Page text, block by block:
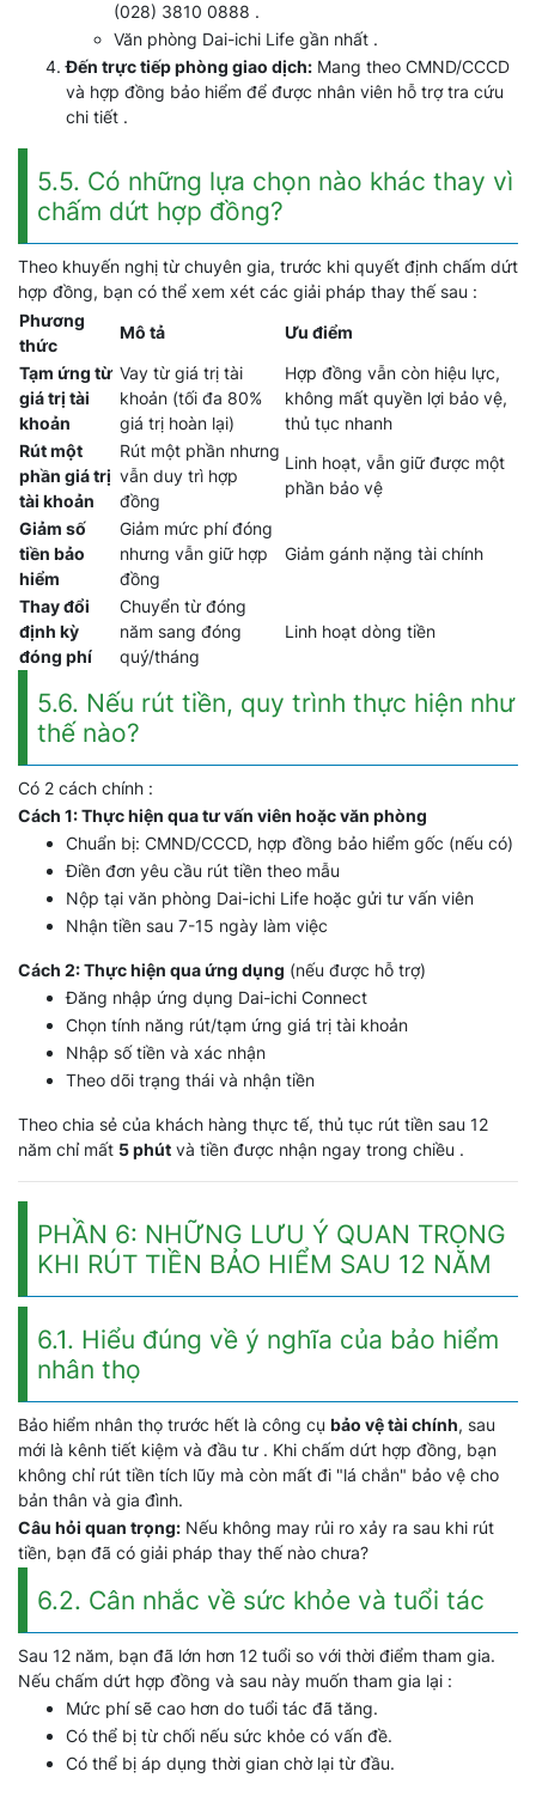
(028) 3810 0888 .
Văn phòng Dai-ichi Life gần nhất .
Đến trực tiếp phòng giao dịch: Mang theo CMND/CCCD
và hợp đồng bảo hiểm để được nhân viên hỗ trợ tra cứu
chi tiết .
5.5. Có những lựa chọn nào khác thay vì
chấm dứt hợp đồng?
Theo khuyến nghị từ chuyên gia, trước khi quyết định chấm dứt
hợp đồng, bạn có thể xem xét các giải pháp thay thế sau :
Phương
thức
Mô tả
Ưu điểm
Tạm ứng từ
giá trị tài
khoản
Vay từ giá trị tài
khoản (tối đa 80%
giá trị hoàn lại)
Hợp đồng vẫn còn hiệu lực,
không mất quyền lợi bảo vệ,
thủ tục nhanh
Rút một
phần giá trị
tài khoản
Rút một phần nhưng
vẫn duy trì hợp
đồng
Linh hoạt, vẫn giữ được một
phần bảo vệ
Giảm số
tiền bảo
hiểm
Giảm mức phí đóng
nhưng vẫn giữ hợp
đồng
Giảm gánh nặng tài chính
Thay đổi
định kỳ
đóng phí
Chuyển từ đóng
năm sang đóng
quý/tháng
Linh hoạt dòng tiền
5.6. Nếu rút tiền, quy trình thực hiện như
thế nào?
Có 2 cách chính :
Cách 1: Thực hiện qua tư vấn viên hoặc văn phòng
Chuẩn bị: CMND/CCCD, hợp đồng bảo hiểm gốc (nếu có)
Điền đơn yêu cầu rút tiền theo mẫu
Nộp tại văn phòng Dai-ichi Life hoặc gửi tư vấn viên
Nhận tiền sau 7-15 ngày làm việc
Cách 2: Thực hiện qua ứng dụng (nếu được hỗ trợ)
Đăng nhập ứng dụng Dai-ichi Connect
Chọn tính năng rút/tạm ứng giá trị tài khoản
Nhập số tiền và xác nhận
Theo dõi trạng thái và nhận tiền
Theo chia sẻ của khách hàng thực tế, thủ tục rút tiền sau 12
năm chỉ mất 5 phút và tiền được nhận ngay trong chiều .
PHẦN 6: NHỮNG LƯU Ý QUAN TRỌNG
KHI RÚT TIỀN BẢO HIỂM SAU 12 NĂM
6.1. Hiểu đúng về ý nghĩa của bảo hiểm
nhân thọ
Bảo hiểm nhân thọ trước hết là công cụ bảo vệ tài chính, sau
mới là kênh tiết kiệm và đầu tư . Khi chấm dứt hợp đồng, bạn
không chỉ rút tiền tích lũy mà còn mất đi "lá chắn" bảo vệ cho
bản thân và gia đình.
Câu hỏi quan trọng: Nếu không may rủi ro xảy ra sau khi rút
tiền, bạn đã có giải pháp thay thế nào chưa?
6.2. Cân nhắc về sức khỏe và tuổi tác
Sau 12 năm, bạn đã lớn hơn 12 tuổi so với thời điểm tham gia.
Nếu chấm dứt hợp đồng và sau này muốn tham gia lại :
Mức phí sẽ cao hơn do tuổi tác đã tăng.
Có thể bị từ chối nếu sức khỏe có vấn đề.
Có thể bị áp dụng thời gian chờ lại từ đầu.